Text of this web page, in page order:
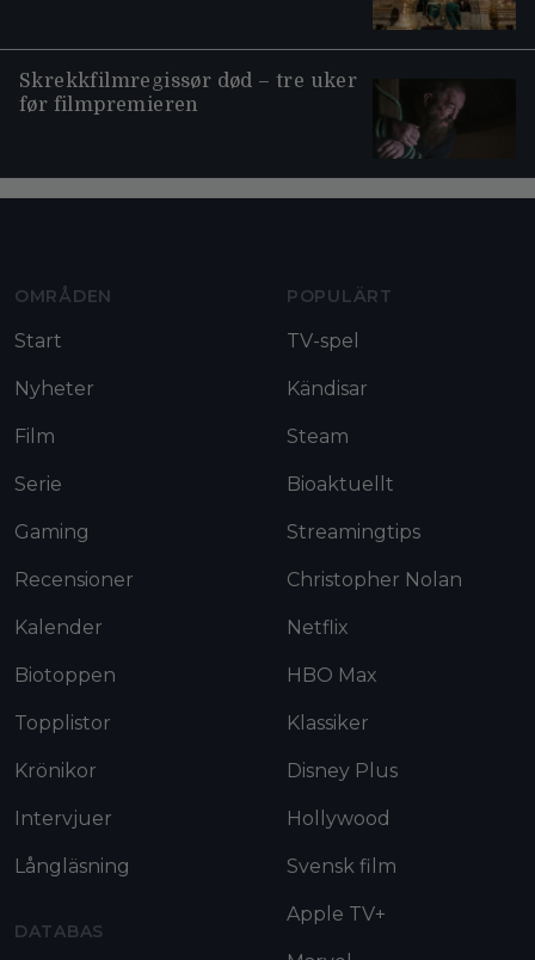
Skrekkfilmregissør død – tre uker
før filmpremieren
OMRÅDEN
Start
Nyheter
Film
Serie
Gaming
Recensioner
Kalender
Biotoppen
Topplistor
Krönikor
Intervjuer
Långläsning
DATABAS
POPULÄRT
TV-spel
Kändisar
Steam
Bioaktuellt
Streamingtips
Christopher Nolan
Netflix
HBO Max
Klassiker
Disney Plus
Hollywood
Svensk film
Apple TV+